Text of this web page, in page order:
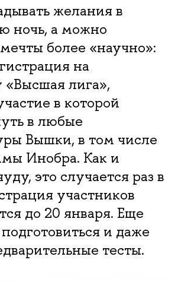
желания в
ночь, а можно
более «научно»:
на
лига»,
в которой
в любые
Вышки, в том числе
Инобра. Как и
это случается раз в
участников
до 20 января. Еще
и даже
тесты.